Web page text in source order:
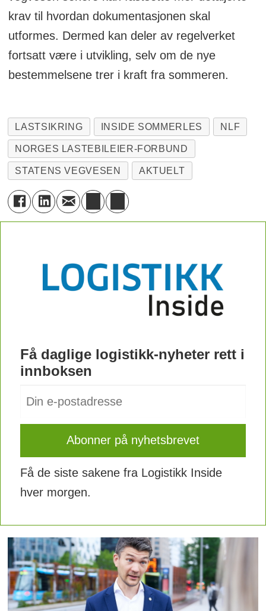
krav til hvordan dokumentasjonen skal
utformes. Dermed kan deler av regelverket
fortsatt være i utvikling, selv om de nye
bestemmelsene trer i kraft fra sommeren.
LASTSIKRING INSIDE SOMMERLES NLF
NORGES LASTEBILEIER-FORBUND
STATENS VEGVESEN AKTUELT
Få daglige logistikk-nyheter rett i
innboksen
Få de siste sakene fra Logistikk Inside
hver morgen.